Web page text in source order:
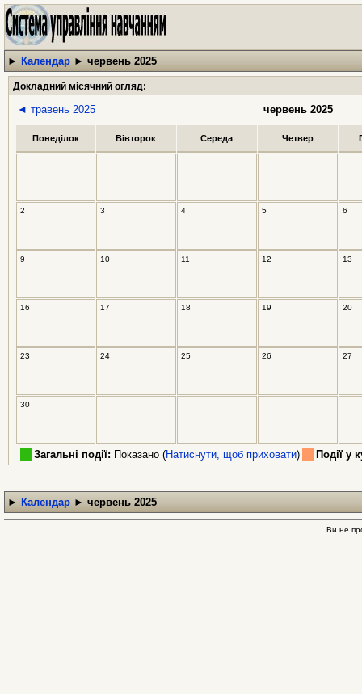
► Календар ► червень 2025
Докладний місячний огляд:
◄ травень 2025 червень 2025
Понеділок Вівторок Середа Четвер
2 3 4 5 6
9 10 11 12 13
16 17 18 19 20
23 24 25 26 27
30
Загальні події: Показано (Натиснути, щоб приховати) Події у
► Календар ► червень 2025
Ви не